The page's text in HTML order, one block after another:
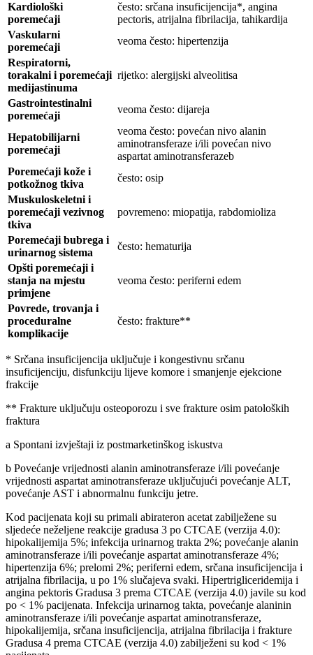
Kardiološki
poremećaji
često: srčana insuficijencija*, angina
pectoris, atrijalna fibrilacija, tahikardija
Vaskularni
poremećaji
veoma često: hipertenzija
Respiratorni,
torakalni i poremećaji
medijastinuma
rijetko: alergijski alveolitisa
Gastrointestinalni
poremećaji
veoma često: dijareja
Hepatobilijarni
poremećaji
veoma često: povećan nivo alanin
aminotransferaze i/ili povećan nivo
aspartat aminotransferazeb
Poremećaji kože i
potkožnog tkiva
često: osip
Muskuloskeletni i
poremećaji vezivnog
tkiva
povremeno: miopatija, rabdomioliza
Poremećaji bubrega i
urinarnog sistema
često: hematurija
Opšti poremećaji i
stanja na mjestu
primjene
veoma često: periferni edem
Povrede, trovanja i
proceduralne
komplikacije
često: frakture**
* Srčana insuficijencija uključuje i kongestivnu srčanu
insuficijenciju, disfunkciju lijeve komore i smanjenje ejekcione
frakcije
** Frakture uključuju osteoporozu i sve frakture osim patoloških
fraktura
a Spontani izvještaji iz postmarketinškog iskustva
b Povećanje vrijednosti alanin aminotransferaze i/ili povećanje
vrijednosti aspartat aminotransferaze uključujući povećanje ALT,
povećanje AST i abnormalnu funkciju jetre.
Kod pacijenata koji su primali abirateron acetat zabilježene su
sljedeće neželjene reakcije gradusa 3 po CTCAE (verzija 4.0):
hipokalijemija 5%; infekcija urinarnog trakta 2%; povećanje alanin
aminotransferaze i/ili povećanje aspartat aminotransferaze 4%;
hipertenzija 6%; prelomi 2%; periferni edem, srčana insuficijencija i
atrijalna fibrilacija, u po 1% slučajeva svaki. Hipertrigliceridemija i
angina pektoris Gradusa 3 prema CTCAE (verzija 4.0) javile su kod
po < 1% pacijenata. Infekcija urinarnog takta, povećanje alaninin
aminotransferaze i/ili povećanje aspartat aminotransferaze,
hipokalijemija, srčana insuficijencija, atrijalna fibrilacija i frakture
Gradusa 4 prema CTCAE (verzija 4.0) zabilježeni su kod < 1%